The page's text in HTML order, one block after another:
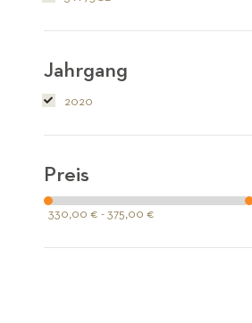
Jahrgang
2020
Preis
330,00 € - 375,00 €